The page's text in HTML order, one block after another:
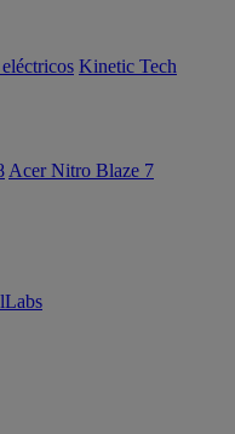
Kinetic Tech
Acer Nitro Blaze 7